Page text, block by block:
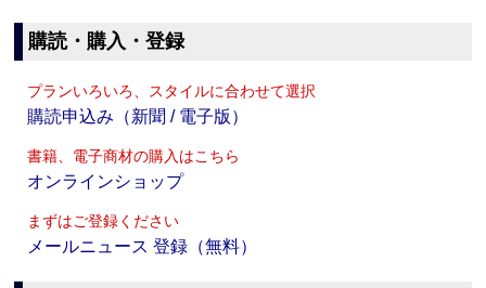
購読・購入・登録
プランいろいろ、スタイルに合わせて選択
購読申込み（新聞 / 電子版）
書籍、電子商材の購入はこちら
オンラインショップ
まずはご登録ください
メールニュース 登録（無料）